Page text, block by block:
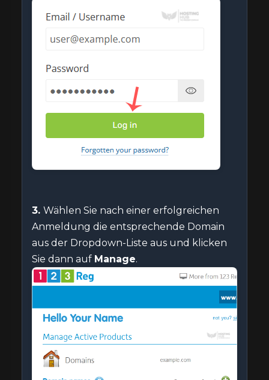
3. Wählen Sie nach einer erfolgreichen
Anmeldung die entsprechende Domain
aus der Dropdown-Liste aus und klicken
Sie dann auf Manage.